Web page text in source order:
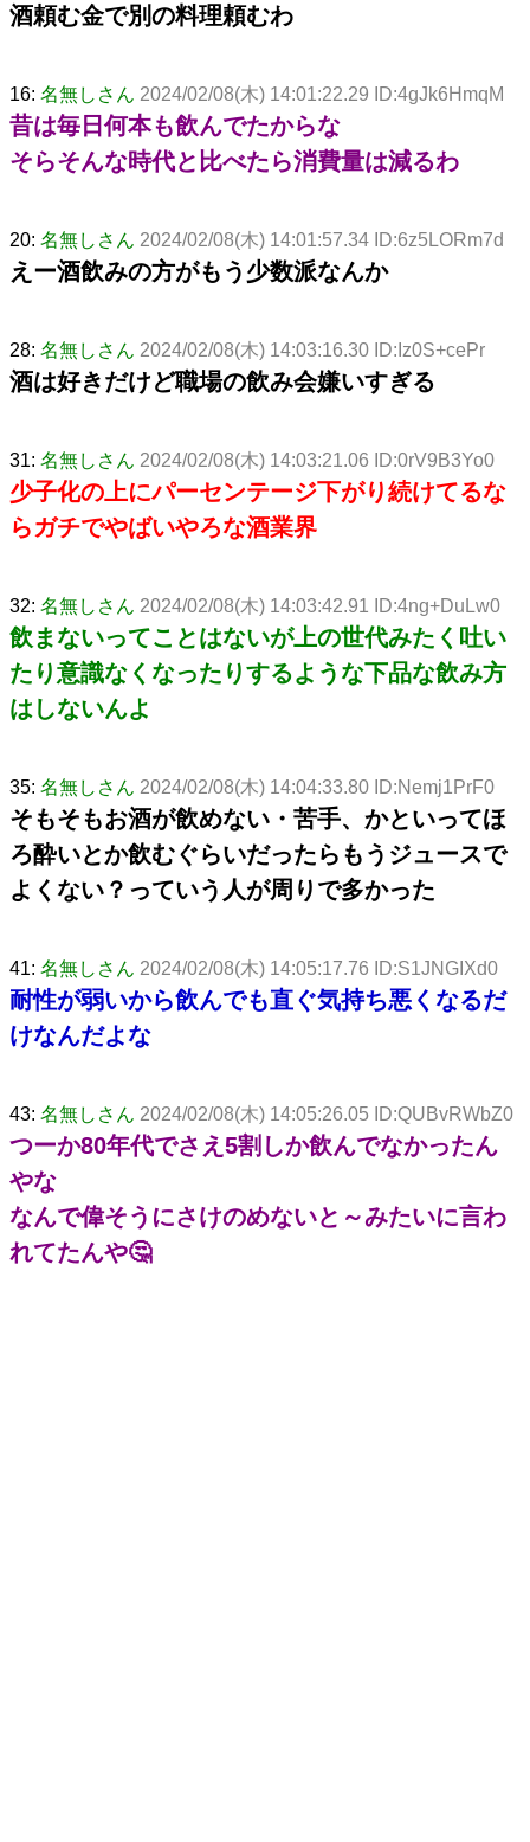
酒頼む金で別の料理頼むわ
16: 名無しさん 2024/02/08(木) 14:01:22.29 ID:4gJk6HmqM
昔は毎日何本も飲んでたからな
そらそんな時代と比べたら消費量は減るわ
20: 名無しさん 2024/02/08(木) 14:01:57.34 ID:6z5LORm7d
えー酒飲みの方がもう少数派なんか
28: 名無しさん 2024/02/08(木) 14:03:16.30 ID:Iz0S+cePr
酒は好きだけど職場の飲み会嫌いすぎる
31: 名無しさん 2024/02/08(木) 14:03:21.06 ID:0rV9B3Yo0
少子化の上にパーセンテージ下がり続けてるな
らガチでやばいやろな酒業界
32: 名無しさん 2024/02/08(木) 14:03:42.91 ID:4ng+DuLw0
飲まないってことはないが上の世代みたく吐い
たり意識なくなったりするような下品な飲み方
はしないんよ
35: 名無しさん 2024/02/08(木) 14:04:33.80 ID:Nemj1PrF0
そもそもお酒が飲めない・苦手、かといってほ
ろ酔いとか飲むぐらいだったらもうジュースで
よくない？っていう人が周りで多かった
41: 名無しさん 2024/02/08(木) 14:05:17.76 ID:S1JNGIXd0
耐性が弱いから飲んでも直ぐ気持ち悪くなるだ
けなんだよな
43: 名無しさん 2024/02/08(木) 14:05:26.05 ID:QUBvRWbZ0
つーか80年代でさえ5割しか飲んでなかったん
やな
なんで偉そうにさけのめないと～みたいに言わ
れてたんや🤔